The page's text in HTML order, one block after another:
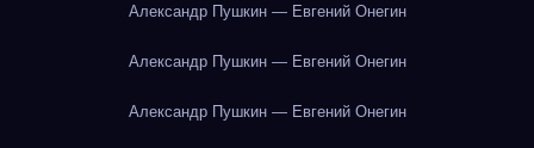
Александр Пушкин — Евгений Онегин
Александр Пушкин — Евгений Онегин
Александр Пушкин — Евгений Онегин